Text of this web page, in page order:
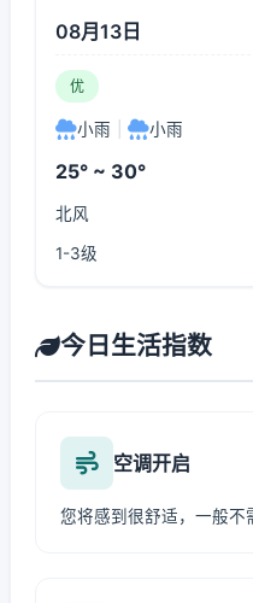
08月13日
优
小雨 小雨
25° ~ 30°
北风
1-3级
今日生活指数
空调开启
您将感到很舒适，一般不